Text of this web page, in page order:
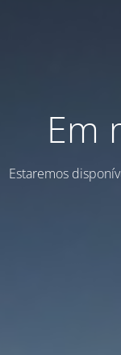
Em
Estaremos